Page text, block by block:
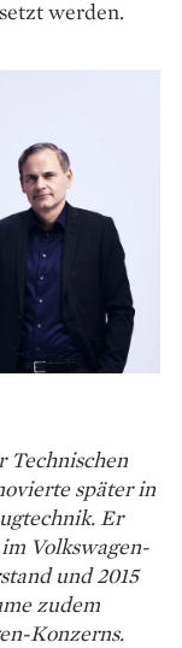
werden.
Technischen
später in
Er
Volkswagen-
und 2015
zudem
Konzerns.